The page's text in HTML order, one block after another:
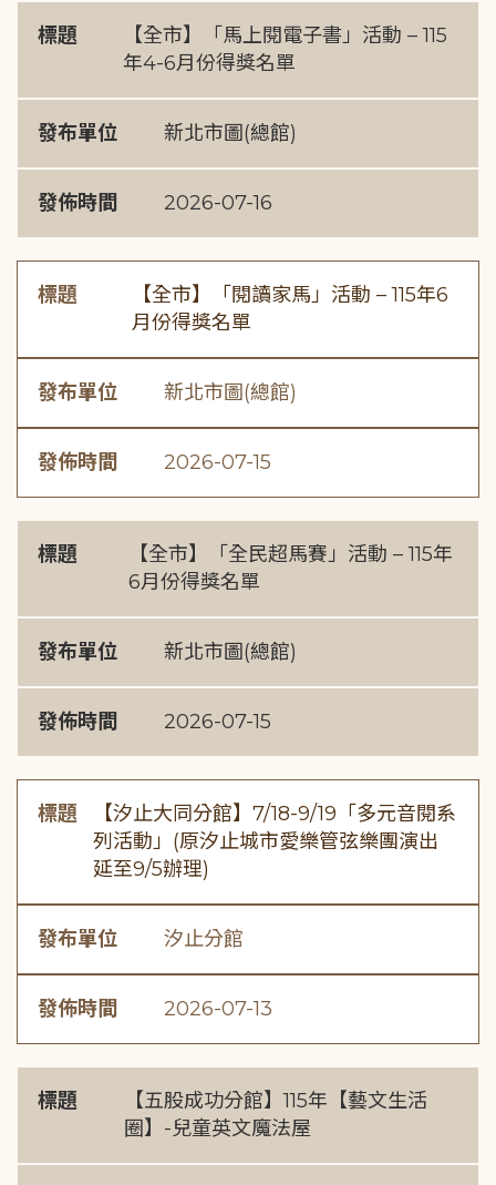
標題
【全市】「馬上閱電子書」活動 – 115
年4-6月份得獎名單
發布單位 新北市圖(總館)
發佈時間 2026-07-16
標題
【全市】「閱讀家馬」活動 – 115年6
月份得獎名單
發布單位 新北市圖(總館)
發佈時間 2026-07-15
標題
【全市】「全民超馬賽」活動 – 115年
6月份得獎名單
發布單位 新北市圖(總館)
發佈時間 2026-07-15
標題
【汐止大同分館】7/18-9/19「多元音閱系
列活動」(原汐止城市愛樂管弦樂團演出
延至9/5辦理)
發布單位 汐止分館
發佈時間 2026-07-13
標題
【五股成功分館】115年【藝文生活
圈】-兒童英文魔法屋